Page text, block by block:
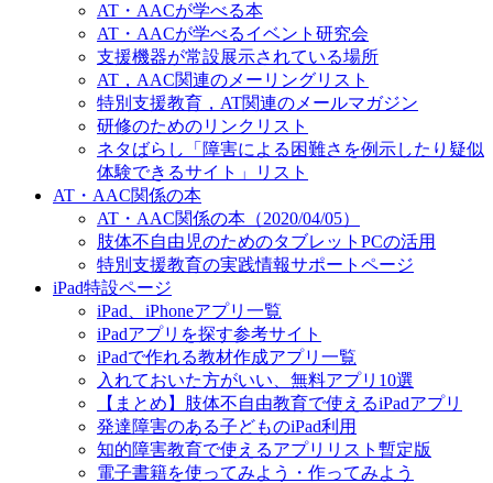
AT・AACが学べる本
AT・AACが学べるイベント研究会
支援機器が常設展示されている場所
AT，AAC関連のメーリングリスト
特別支援教育，AT関連のメールマガジン
研修のためのリンクリスト
ネタばらし「障害による困難さを例示したり疑似
体験できるサイト」リスト
AT・AAC関係の本
AT・AAC関係の本（2020/04/05）
肢体不自由児のためのタブレットPCの活用
特別支援教育の実践情報サポートページ
iPad特設ページ
iPad、iPhoneアプリ一覧
iPadアプリを探す参考サイト
iPadで作れる教材作成アプリ一覧
入れておいた方がいい、無料アプリ10選
【まとめ】肢体不自由教育で使えるiPadアプリ
発達障害のある子どものiPad利用
知的障害教育で使えるアプリリスト暫定版
電子書籍を使ってみよう・作ってみよう